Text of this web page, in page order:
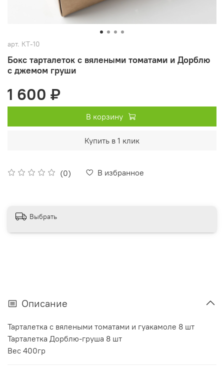
арт. КТ-10
Бокс тарталеток с вялеными томатами и Дорблю
с джемом груши
(0) В избранное
1 600 ₽
В корзину
Купить в 1 клик
Выбрать
Описание
Тарталетка с вялеными томатами и гуакамоле 8 шт
Тарталетка Дорблю-груша 8 шт
Вес 400гр